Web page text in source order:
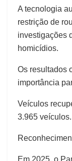
A tecnologia
restrição de
investigações
homicídios.
Os resultados
importância
Veículos
3.965